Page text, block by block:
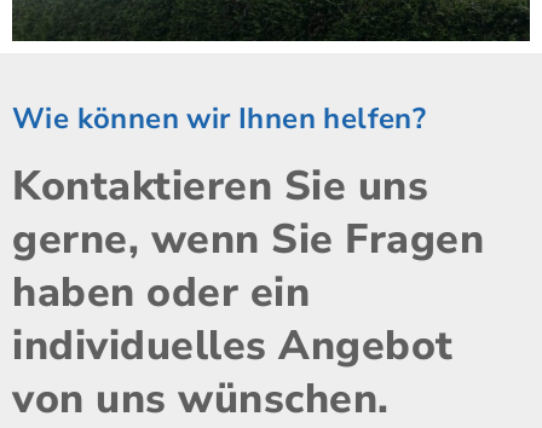
Wie können wir Ihnen helfen?
Kontaktieren Sie uns
gerne, wenn Sie Fragen
haben oder ein
individuelles Angebot
von uns wünschen.​